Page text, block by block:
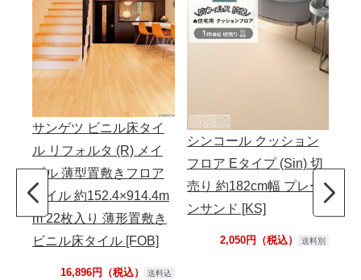
サンゲツ ビニル床タイ
ル リフォルタ (R) メイ
プル 薄型置敷きフロア
タイル 約152.4×914.4m
m 22枚入り 薄形置敷き
ビニル床タイル [FOB]
16,896円（税込） 送料込
シンコール クッション
フロア Eタイプ (Sin) 切
売り 約182cm幅 プレー
ンサンド [KS]
2,050円（税込） 送料別